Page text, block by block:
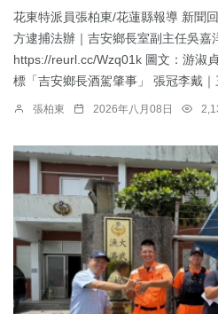
花東特派員張柏東/花蓮縣報導 新聞
方逮捕法辦｜吉安鄉長室副主任吳嘉
https://reurl.cc/Wzq01k 圖文：游淑
標「吉安鄉長酒駕肇事」 張冠李戴｜
張柏東 2026年八月08日